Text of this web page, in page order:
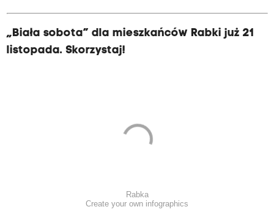
„Biała sobota” dla mieszkańców Rabki już 21
listopada. Skorzystaj!
Rabka
Create your own infographics